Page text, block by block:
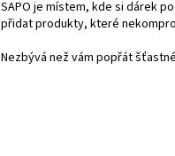
SAPO je místem, kde si dárek
přidat produkty, které
Nezbývá než vám popřát